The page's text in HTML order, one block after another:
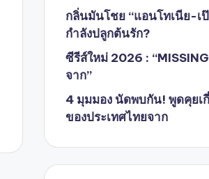
กลิ่นมันโชย “แอนโทเนีย-เ
กำลังปลูกต้นรัก?
ซีรีส์ใหม่ 2026 :
จาก”
4 มุมมอง นัดพบกัน! พูดคุยเ
ของประเทศไทยจาก